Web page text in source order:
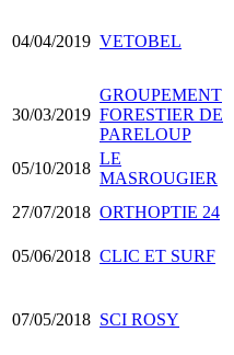
04/04/2019 VETOBEL
30/03/2019
GROUPEMENT
FORESTIER DE
PARELOUP
05/10/2018
LE
MASROUGIER
27/07/2018 ORTHOPTIE 24
05/06/2018 CLIC ET SURF
07/05/2018 SCI ROSY